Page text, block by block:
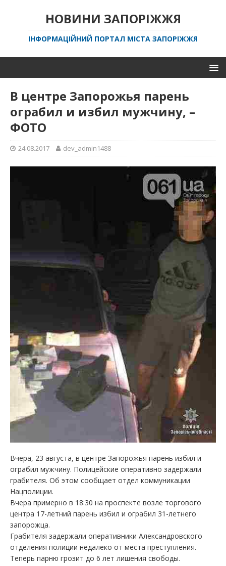
НОВИНИ ЗАПОРІЖЖЯ
ІНФОРМАЦІЙНИЙ ПОРТАЛ МІСТА ЗАПОРІЖЖЯ
В центре Запорожья парень
ограбил и избил мужчину, –
ФОТО
24.08.2017 dev_admin1488
Вчера, 23 августа, в центре Запорожья парень избил и
ограбил мужчину. Полицейские оперативно задержали
грабителя. Об этом сообщает отдел коммуникации
Нацполиции.
Вчера примерно в 18:30 на проспекте возле торгового
центра 17-летний парень избил и ограбил 31-летнего
запорожца.
Грабителя задержали оперативники Александровского
отделения полиции недалеко от места преступления.
Теперь парню грозит до 6 лет лишения свободы.